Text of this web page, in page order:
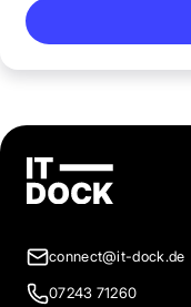
connect@it-dock.de
07243 71260